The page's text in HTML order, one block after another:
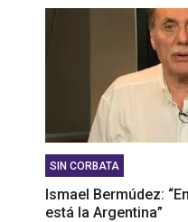
SIN CORBATA
Ismael Bermúdez:
está la Argentina”